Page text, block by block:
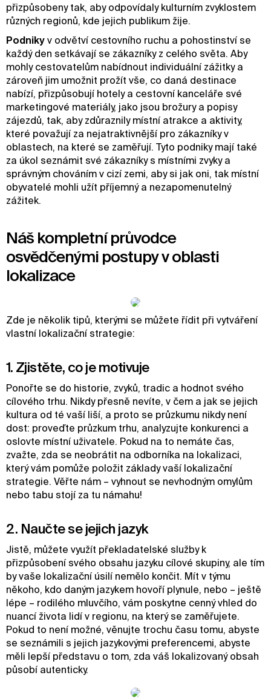
přizpůsobeny tak, aby odpovídaly kulturním zvyklostem
různých regionů, kde jejich publikum žije.
Podniky v odvětví cestovního ruchu a pohostinství se
každý den setkávají se zákazníky z celého světa. Aby
mohly cestovatelům nabídnout individuální zážitky a
zároveň jim umožnit prožít vše, co daná destinace
nabízí, přizpůsobují hotely a cestovní kanceláře své
marketingové materiály, jako jsou brožury a popisy
zájezdů, tak, aby zdůraznily místní atrakce a aktivity,
které považují za nejatraktivnější pro zákazníky v
oblastech, na které se zaměřují. Tyto podniky mají také
za úkol seznámit své zákazníky s místními zvyky a
správným chováním v cizí zemi, aby si jak oni, tak místní
obyvatelé mohli užít příjemný a nezapomenutelný
zážitek.
Náš kompletní průvodce
osvědčenými postupy v oblasti
lokalizace
Zde je několik tipů, kterými se můžete řídit při vytváření
vlastní lokalizační strategie:
1. Zjistěte, co je motivuje
Ponořte se do historie, zvyků, tradic a hodnot svého
cílového trhu. Nikdy přesně nevíte, v čem a jak se jejich
kultura od té vaší liší, a proto se průzkumu nikdy není
dost: proveďte průzkum trhu, analyzujte konkurenci a
oslovte místní uživatele. Pokud na to nemáte čas,
zvažte, zda se neobrátit na odborníka na lokalizaci,
který vám pomůže položit základy vaší lokalizační
strategie. Věřte nám – vyhnout se nevhodným omylům
nebo tabu stojí za tu námahu!
2. Naučte se jejich jazyk
Jistě, můžete využít překladatelské služby k
přizpůsobení svého obsahu jazyku cílové skupiny, ale tím
by vaše lokalizační úsilí nemělo končit. Mít v týmu
někoho, kdo daným jazykem hovoří plynule, nebo – ještě
lépe – rodilého mluvčího, vám poskytne cenný vhled do
nuancí života lidí v regionu, na který se zaměřujete.
Pokud to není možné, věnujte trochu času tomu, abyste
se seznámili s jejich jazykovými preferencemi, abyste
měli lepší představu o tom, zda váš lokalizovaný obsah
působí autenticky.